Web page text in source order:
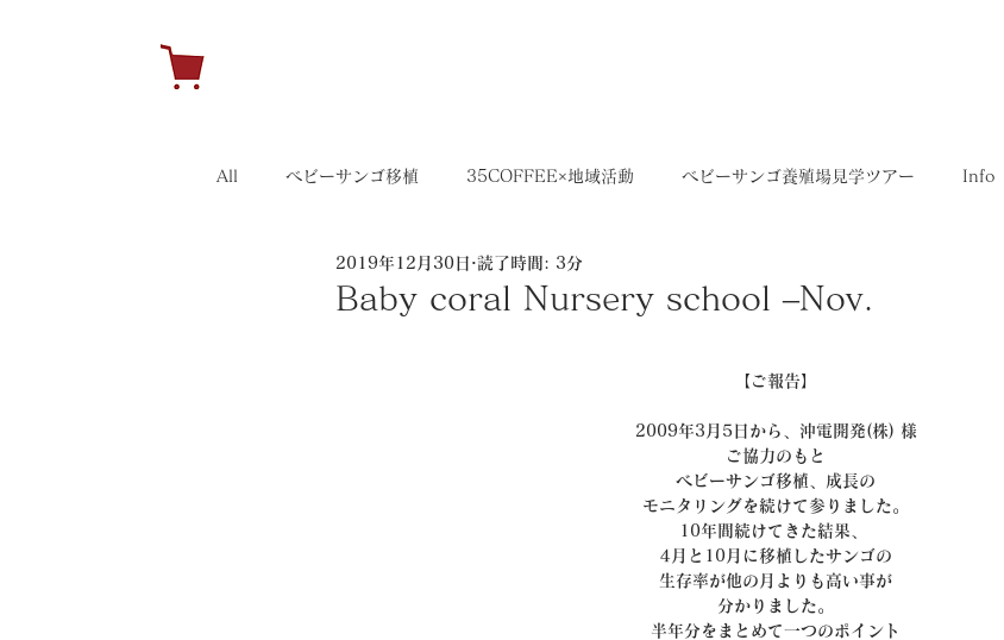
All ベビーサンゴ移植 35COFFEE×地域活動 ベビーサンゴ養殖場見学ツアー Info
キャンペーン 35イベント 35SERIES
Baby coral Nursery school –Nov.
2019年12月30日 読了時間: 3分
【ご報告】
2009年3月5日から、沖電開発(株) 様
ご協力のもと
ベビーサンゴ移植、成長の
モニタリングを続けて参りました。
10年間続けてきた結果、
4月と10月に移植したサンゴの
生存率が他の月よりも高い事が
分かりました。
半年分をまとめて一つのポイント